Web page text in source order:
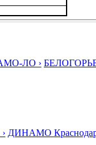
ЛО ›
ДИНАМО